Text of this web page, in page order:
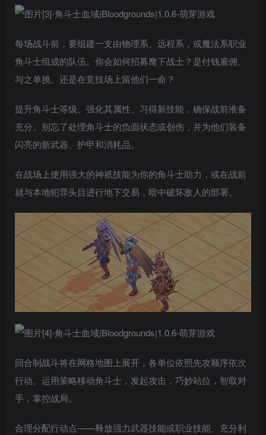
每场战斗前，要组建一支由物理系、远程系，或魔法系职业
角斗士组成的队伍。你会如何招募麾下战士？是付钱雇佣、
与之单挑、还是在竞技场上留他们一命？
提升角斗士等级、强化其属性、习得新技能，确保战前准备
充分。别忘了处理角斗士的负面状态或创伤，并为他们装备
闪亮的新武器、护甲和消耗品。
在战场上使用强大的神祇技能为你的角斗士助力，或在战前
就与本地犯罪头目进行地下交易，暗中破坏敌人的部署。
回合制战斗将在网格地图上展开，各单位依照先攻顺序依次
行动。运用策略移动角斗士，发起攻击，巧妙站位，智取对
手，掌控战局。
合理分配行动点——释放强力武器技能或职业技能、充分利